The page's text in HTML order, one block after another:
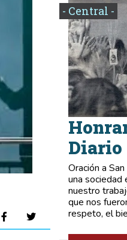
- Central -
Diario
Oración a
una sociedad
nuestro
que nos
respeto, el